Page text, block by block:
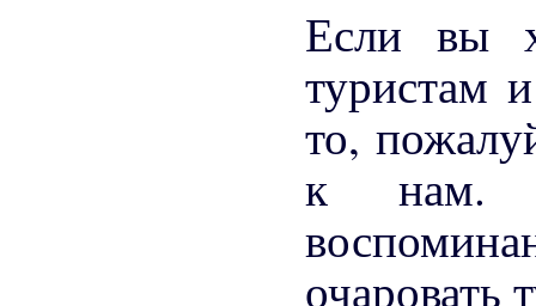
Если вы
туристам
то,
к нам.
очаровать